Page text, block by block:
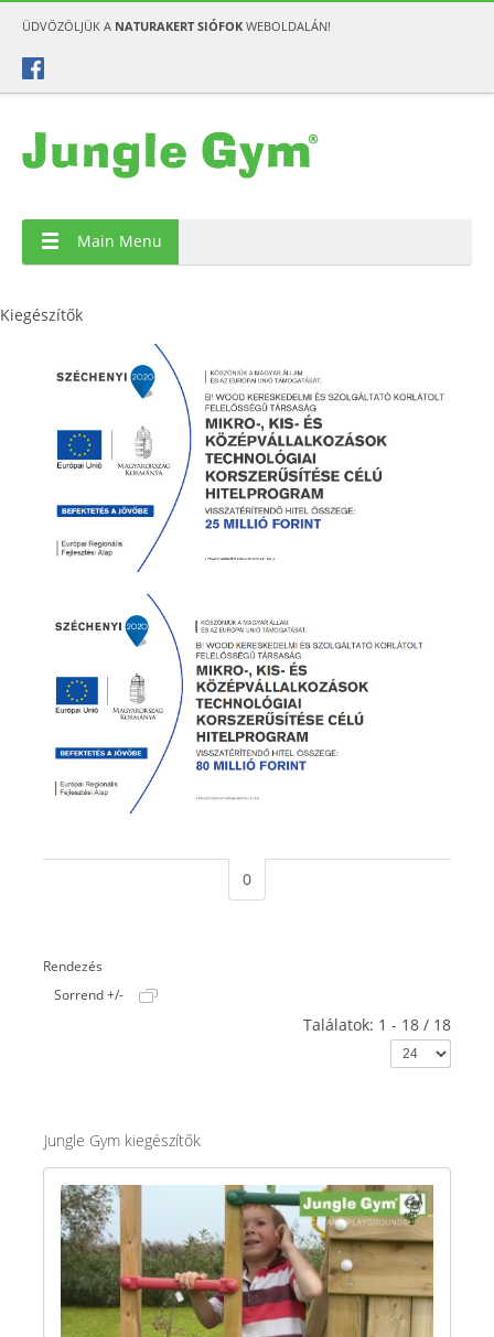
ÜDVÖZÖLJÜK A NATURAKERT SIÓFOK WEBOLDALÁN!
Main Menu
Kiegészítők
0
Rendezés
Sorrend +/-
Találatok: 1 - 18 / 18
Jungle Gym kiegészítők